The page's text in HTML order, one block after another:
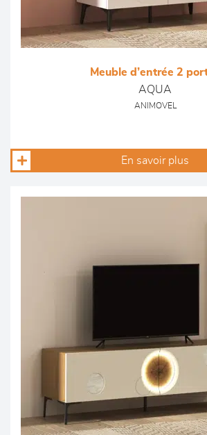
Meuble d’entrée 2
AQUA
ANIMOVEL
En savoir plus